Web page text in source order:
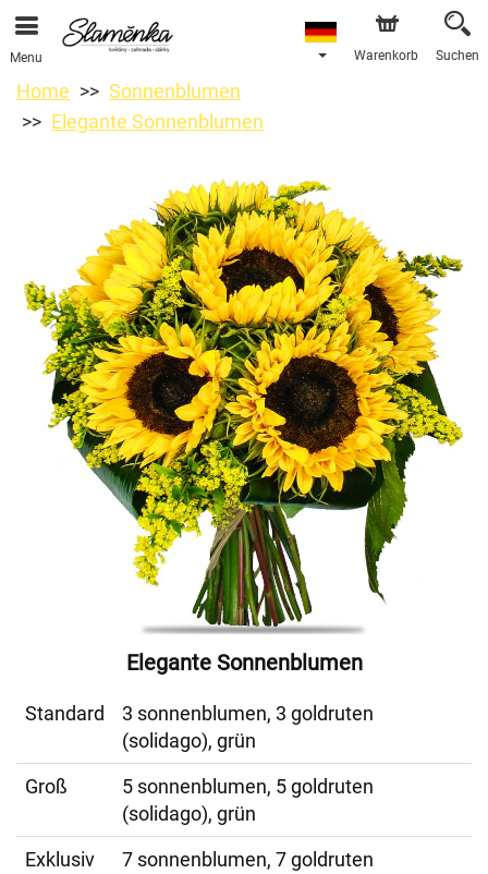
Menu Warenkorb Suchen
Home
Sonnenblumen
Elegante Sonnenblumen
Elegante Sonnenblumen
Standard
3 sonnenblumen, 3 goldruten
(solidago), grün
Groß
5 sonnenblumen, 5 goldruten
(solidago), grün
Exklusiv
7 sonnenblumen, 7 goldruten